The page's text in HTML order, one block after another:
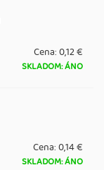
Cena:0,12 €
SKLADOM: ÁNO
Cena:0,14 €
SKLADOM: ÁNO